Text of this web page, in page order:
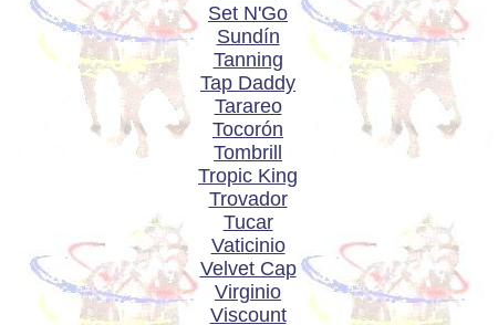
Set N'Go
Sundín
Tanning
Tap Daddy
Tarareo
Tocorón
Tombrill
Tropic King
Trovador
Tucar
Vaticinio
Velvet Cap
Virginio
Viscount